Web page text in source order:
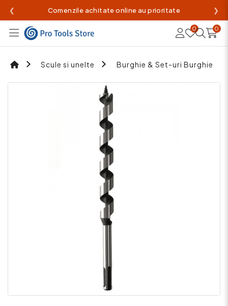
❮ Comenzile achitate online au prioritate ❯
0 0
Scule si unelte Burghie & Set-uri Burghie